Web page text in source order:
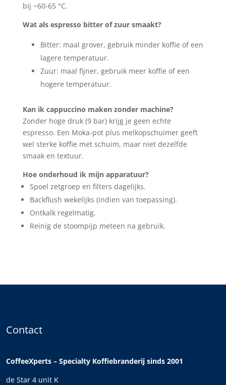
bij ~60-65 °C.
Wat als espresso bitter of zuur smaakt?
Bitter: maal grover, gebruik minder koffie of een
lagere temperatuur.
Zuur: maal fijner, gebruik meer koffie of een
hogere temperatuur.
Kan ik cappuccino maken zonder machine?
Zonder hoge druk (9 bar) krijg je geen echte
espresso. Een Moka-pot plus melkopschuimer geeft
wel sterke koffie met schuim, maar niet dezelfde
smaak en textuur.
Hoe onderhoud ik mijn apparatuur?
Spoel zetgroep en filters dagelijks.
Backflush wekelijks (indien van toepassing).
Ontkalk regelmatig.
Reinig de stoompijp meteen na gebruik.
Contact
CoffeeXperts – Specialty Koffiebranderij sinds 2001
de Star 4 unit K